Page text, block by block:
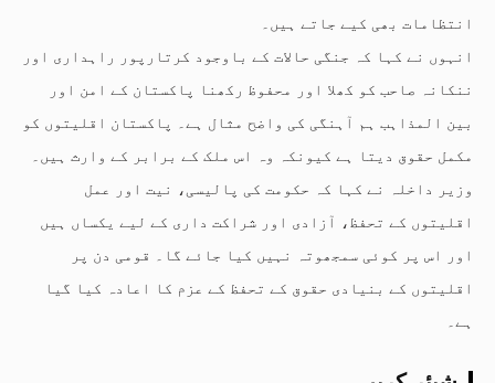
انتظامات بھی کیے جاتے ہیں۔
انہوں نے کہا کہ جنگی حالات کے باوجود کرتارپور راہداری اور
ننکانہ صاحب کو کھلا اور محفوظ رکھنا پاکستان کے امن اور
بین المذاہب ہم آہنگی کی واضح مثال ہے۔ پاکستان اقلیتوں کو
مکمل حقوق دیتا ہے کیونکہ وہ اس ملک کے برابر کے وارث ہیں۔
وزیر داخلہ نے کہا کہ حکومت کی پالیسی، نیت اور عمل
اقلیتوں کے تحفظ، آزادی اور شراکت داری کے لیے یکساں ہیں
اور اس پر کوئی سمجھوتہ نہیں کیا جائے گا۔ قومی دن پر
اقلیتوں کے بنیادی حقوق کے تحفظ کے عزم کا اعادہ کیا گیا
ہے۔